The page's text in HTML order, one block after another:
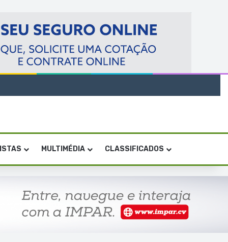
MULTIMÉDIA CLASSIFICADOS